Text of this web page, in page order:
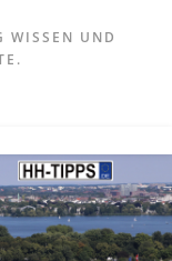
WISSEN UND